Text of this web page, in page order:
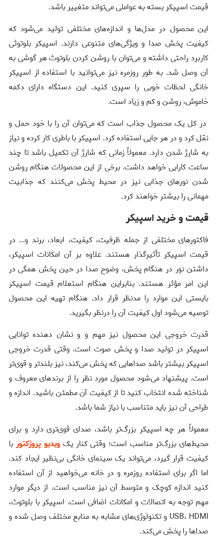
قیمت اسپیکر بسته به عواملی می‌تواند متغییر باشد.
این محصول در مدل‌ها و اندازه‌های مختلفی تولید می‌شود که
کیفیت پخش صدا و ویژگی‌های متنوعی دارند. اسپیکر بلوتوثی
کاربرد راحتی داشته و می‌توان با روشن کردن بلوتوث هر گوشی به
آن وصل شد. به طور روزمره نیز می‌توانید با استفاده از اسپیکر
خانگی لحظات خوبی را سپری کنید. این دستگاه دارای دکمه
خاموش، روشن و کم و زیاد است.
در کل یک محصول جذاب است که می‌توان آن را با خود حمل و
نقل کرد و در هر جایی استفاده کرد. اسپیکر با باطری کار کرده و نیاز
به شارژ شدن دارد. معمولاً زمانی که شارژ آن تکمیل باشد تا چند
ساعت کارایی خواهد داشت. برخی از این محصولات هنگام روشن
شدن نور‌های جذابی نیز در محیط پخش می‌کنند که جذابیت
مهمانی را بیشتر خواهند کرد.
قیمت و خرید اسپیکر
فاکتور‌های مختلفی از جمله ظرفیت، کیفیت، ابعاد، برند و... در
قیمت اسپیکر تأثیرگذار هستند. علاوه بر آن امکانات اسپیکر،
داشتن نور در هنگام پخش، وضوح صدا در حین پخش همگی در
این امر مؤثر هستند. بنابراین هنگام استعلام قیمت اسپیکر
بایستی این موارد را مدنظر قرار داد. هنگام تهیه این محصول
توصیه می‌شود اول کیفیت آن را درنظر بگیرید.
قدرت خروجی این محصول نیز مهم و و نشان دهنده توانایی
اسپیکر در تولید صدا و پخش صوت است. وقتی قدرت خروجی
اسپیکر بیشتر باشد صدا‌هایی که پخش می‌کند، نیز بلندتر و قوی‌تر
است. پیشنهاد می‌شود محصول مورد نظر را از برند‌های معروف و
شناخته شده انتخاب کنید تا از کیفیت آن مطمئن باشید. اندازه و
طراحی آن نیز باید متناسب با نیاز شما باشد.
معمولاً هر چه اسپیکر بزرگ‌تر باشد، صدای قوی‌تری دارد و برای
محیط‌های بزرگ‌تر مناسب است؛ وقتی کنار یکویدیو پروژکتور با
کیفیت قرار گیرد، می‌تواند یک سینمای خانگی بی‌نظیر ایجاد کند.
اما اگر برای استفاده روزمره و در خانه می‌خواهید از آن استفاده
کنید اندازه کوچک و متوسط آن نیز مناسب است. از دیگر موارد
مهم توجه به اتصالات و امکانات اضافی است. اسپیکر با بلوتوث،
USB، HDMI و تکنولوژی‌های مشابه به منابع مختلف وصل شده و
صدا‌ها را پخش می‌کند.